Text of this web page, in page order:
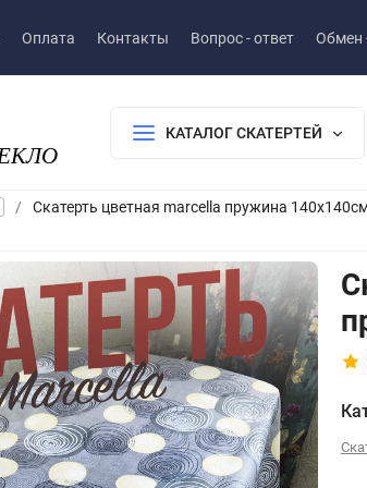
Оплата Контакты Вопрос - ответ Обмен
КАТАЛОГ СКАТЕРТЕЙ
/ Скатерть цветная marcella пружина